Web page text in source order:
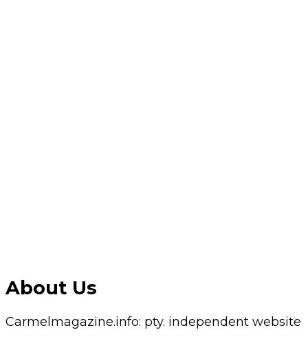
About Us
Carmelmagazine.info: pty. independent website